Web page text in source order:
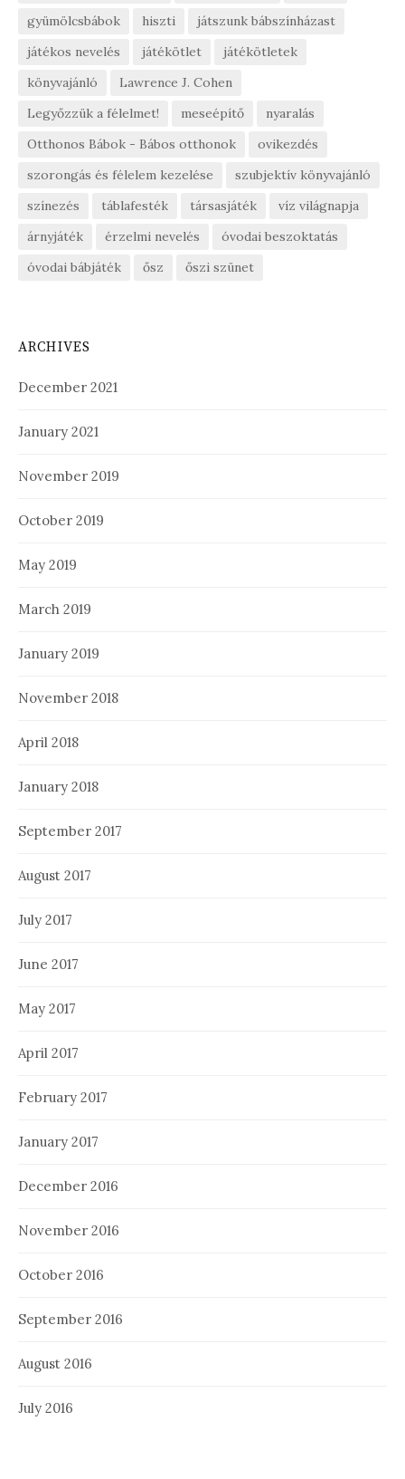
gyümölcsbábok hiszti
játszunk bábszínházast
játékos nevelés
játékötlet
játékötletek
könyvajánló
Lawrence J. Cohen
Legyőzzük a félelmet!
meseépítő
nyaralás
Otthonos Bábok - Bábos otthonok
ovikezdés
szorongás és félelem kezelése
szubjektív könyvajánló
színezés
táblafesték társasjáték
víz világnapja
árnyjáték
érzelmi nevelés
óvodai beszoktatás
óvodai bábjáték
ősz őszi szünet
ARCHIVES
December 2021
January 2021
November 2019
October 2019
May 2019
March 2019
January 2019
November 2018
April 2018
January 2018
September 2017
August 2017
July 2017
June 2017
May 2017
April 2017
February 2017
January 2017
December 2016
November 2016
October 2016
September 2016
August 2016
July 2016